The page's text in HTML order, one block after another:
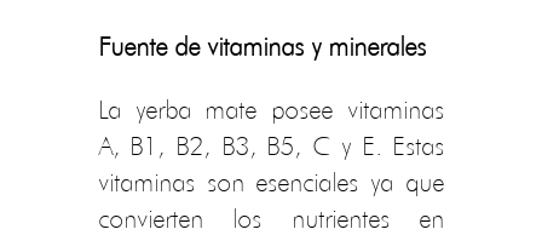
Fuente de vitaminas y minerales
La yerba mate posee vitaminas
A, B1, B2, B3, B5, C y E. Estas
vitaminas son esenciales ya que
convierten los nutrientes en